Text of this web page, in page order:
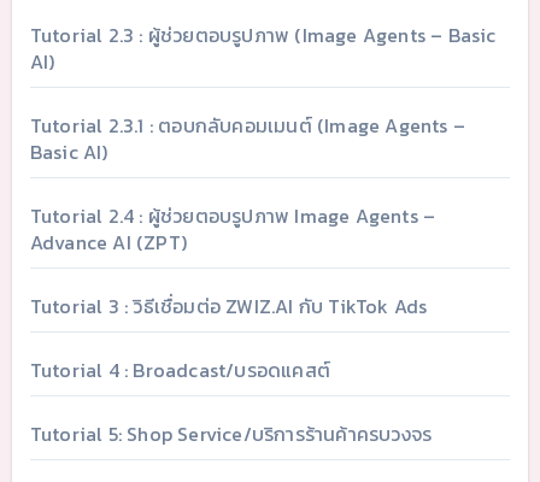
Tutorial 2.3 : ผู้ช่วยตอบรูปภาพ (Image Agents – Basic
AI)
Tutorial 2.3.1 : ตอบกลับคอมเมนต์ (Image Agents –
Basic AI)
Tutorial 2.4 : ผู้ช่วยตอบรูปภาพ Image Agents –
Advance AI (ZPT)
Tutorial 3 : วิธีเชื่อมต่อ ZWIZ.AI กับ TikTok Ads
Tutorial 4 : Broadcast/บรอดแคสต์
Tutorial 5: Shop Service/บริการร้านค้าครบวงจร